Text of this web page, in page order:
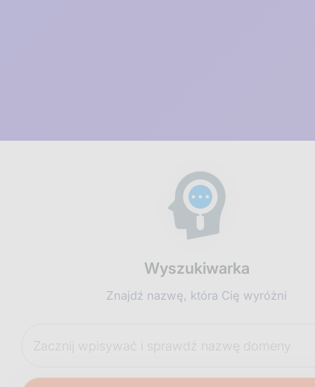
Wyszukiwarka
Znajdź nazwę, która Cię wyróżni